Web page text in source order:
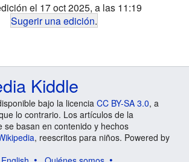
el 17 oct 2025, a las 11:19
Sugerir una edición.
Kiddle
bajo la licencia CC BY-SA 3.0, a
lo contrario. Los artículos de la
se basan en contenido y hechos
, reescritos para niños. Powered by